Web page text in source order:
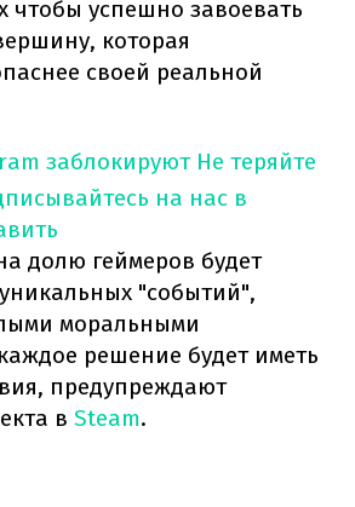
чтобы успешно завоевать
которая
своей реальной
заблокируют Не теряйте
на нас в
долю геймеров будет
"событий",
моральными
решение будет иметь
предупреждают
в Steam.